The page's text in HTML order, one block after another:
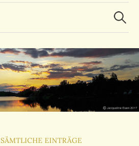
Suchen
nach:
SÄMTLICHE EINTRÄGE